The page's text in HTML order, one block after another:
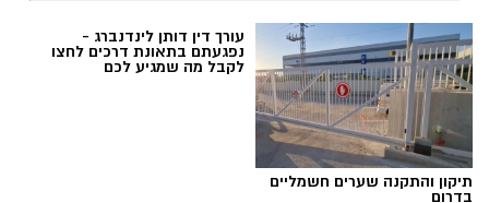
אלדה נתנאל / 18:18 05.08.26
פרסום עסק באשדוד עם חשיפה
של מאות אלפים